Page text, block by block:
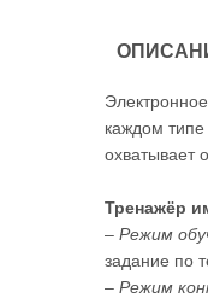
каждом
охватывает
Тренажёр
– Режим
задание по
– Режим